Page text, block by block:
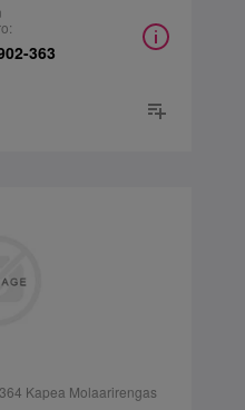
363
Kapea Molaarirengas